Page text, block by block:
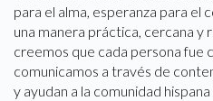
para el alma, esperanza para el
una manera práctica, cercana y
creemos que cada persona fue
comunicamos a través de
y ayudan a la comunidad